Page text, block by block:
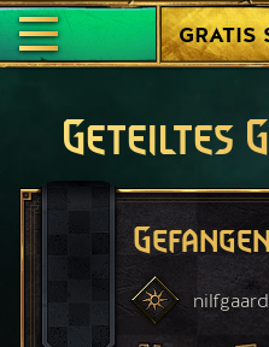
GRATIS
Geteiltes
nilfgaard